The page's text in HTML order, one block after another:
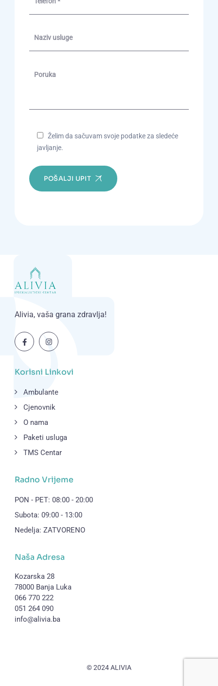
Želim da sačuvam svoje podatke za sledeće
javljanje.
POŠALJI UPIT
Alivia, vaša grana zdravlja!
Korisni Linkovi
Ambulante
Cjenovnik
O nama
Paketi usluga
TMS Centar
Radno Vrijeme
PON - PET: 08:00 - 20:00
Subota: 09:00 - 13:00
Nedelja: ZATVORENO
Naša Adresa
Kozarska 28
78000 Banja Luka
066 770 222
051 264 090
info@alivia.ba
© 2024 ALIVIA